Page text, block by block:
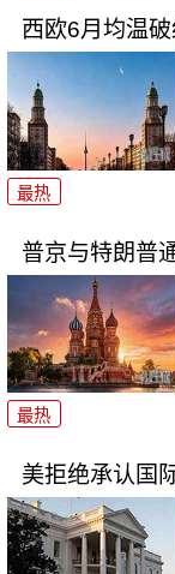
西欧6月均温
最热
普京与特朗普
最热
美拒绝承认国